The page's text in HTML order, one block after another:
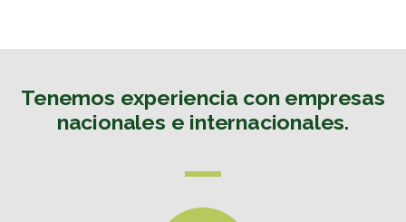
Tenemos experiencia con empresas
nacionales e internacionales.